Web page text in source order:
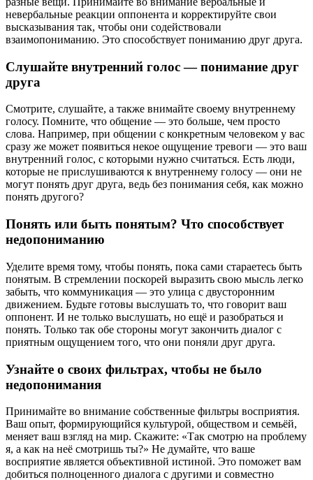
невербальные реакции оппонента и корректируйте свои
высказывания так, чтобы они содействовали
взаимопониманию. Это способствует пониманию друг друга.
Слушайте внутренний голос — понимание друг
друга
Смотрите, слушайте, а также внимайте своему внутреннему
голосу. Помните, что общение — это больше, чем просто
слова. Например, при общении с конкретным человеком у вас
сразу же может появиться некое ощущение тревоги — это ваш
внутренний голос, с которыми нужно считаться. Есть люди,
которые не прислушиваются к внутреннему голосу — они не
могут понять друг друга, ведь без понимания себя, как можно
понять другого?
Понять или быть понятым? Что способствует
недопониманию
Уделите время тому, чтобы понять, пока сами стараетесь быть
понятым. В стремлении поскорей выразить свою мысль легко
забыть, что коммуникация — это улица с двусторонним
движением. Будьте готовы выслушать то, что говорит ваш
оппонент. И не только выслушать, но ещё и разобраться и
понять. Только так обе стороны могут закончить диалог с
приятным ощущением того, что они поняли друг друга.
Узнайте о своих фильтрах, чтобы не было
недопонимания
Принимайте во внимание собственные фильтры восприятия.
Ваш опыт, формирующийся культурой, обществом и семьёй,
меняет ваш взгляд на мир. Скажите: «Так смотрю на проблему
я, а как на неё смотришь ты?» Не думайте, что ваше
восприятие является объективной истиной. Это поможет вам
добиться полноценного диалога с другими и совместно